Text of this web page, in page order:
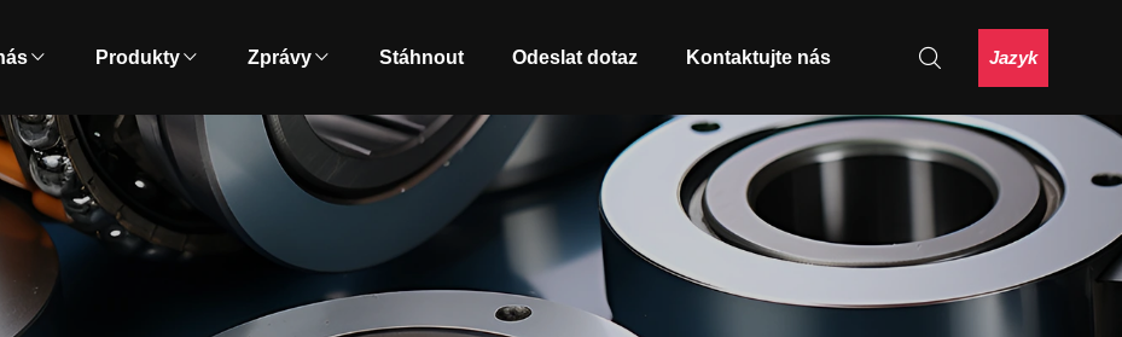
Produkty Zprávy Stáhnout Odeslat dotaz Kontaktujte nás Jazyk